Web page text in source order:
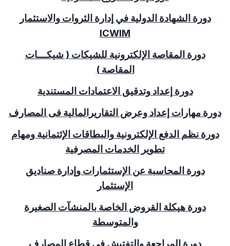
دورة الشهادة الدولية في إدارة الثروات والاستثمار
ICWIM
دورة المقاصة الإلكترونية للشيكات ( شيكـــات
المقاصة )
دورة إعداد وتدقيق الاعتمادات المستندية
دورة مهارات إعداد وعرض التقاريرالمالية فى المصارف
دورة نظم الدفع الإلكترونية والبطاقات الإئتمانية ومهام
تطوير الخدمات المصرفية
دورة المحاسبة عن الإستثمارات وإدارة صناديق
الإستثمار
دورة هيكلة القروض الخاصة بالمنشآت الصغيرة
والمتوسطة